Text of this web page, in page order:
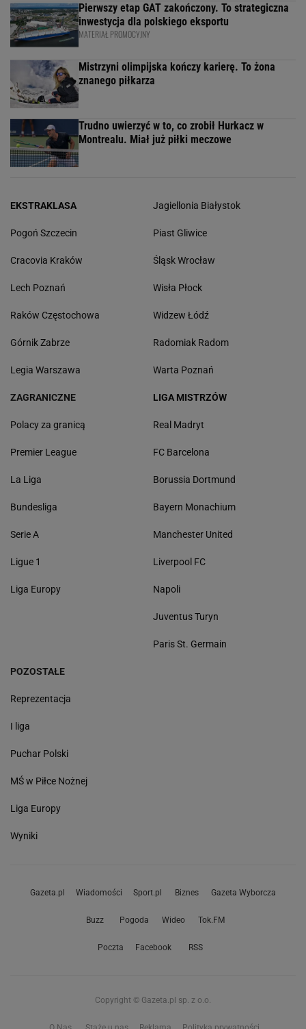
Pierwszy etap GAT zakończony. To strategiczna
inwestycja dla polskiego eksportu
MATERIAŁ PROMOCYJNY
Mistrzyni olimpijska kończy karierę. To żona
znanego piłkarza
Trudno uwierzyć w to, co zrobił Hurkacz w
Montrealu. Miał już piłki meczowe
EKSTRAKLASA
Pogoń Szczecin
Cracovia Kraków
Lech Poznań
Raków Częstochowa
Górnik Zabrze
Legia Warszawa
Jagiellonia Białystok
Piast Gliwice
Śląsk Wrocław
Wisła Płock
Widzew Łódź
Radomiak Radom
Warta Poznań
ZAGRANICZNE
Polacy za granicą
Premier League
La Liga
Bundesliga
Serie A
Ligue 1
Liga Europy
LIGA MISTRZÓW
Real Madryt
FC Barcelona
Borussia Dortmund
Bayern Monachium
Manchester United
Liverpool FC
Napoli
Juventus Turyn
Paris St. Germain
POZOSTAŁE
Reprezentacja
I liga
Puchar Polski
MŚ w Piłce Nożnej
Liga Europy
Wyniki
Gazeta.pl Wiadomości Sport.pl Biznes Gazeta Wyborcza
Buzz Pogoda Wideo Tok.FM
Poczta Facebook RSS
Copyright © Gazeta.pl sp. z o.o.